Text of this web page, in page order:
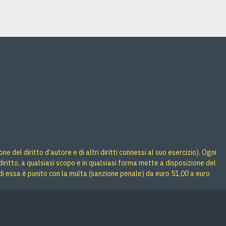
del diritto d’autore e di altri diritti connessi al suo esercizio). Ogni
a qualsiasi scopo e in qualsiasi forma mette a disposizione del
è punito con la multa (sanzione penale) da euro 51,00 a euro